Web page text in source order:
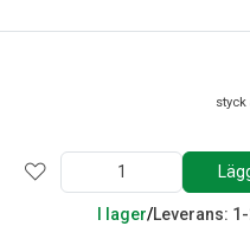
styck
I lager/Leverans: